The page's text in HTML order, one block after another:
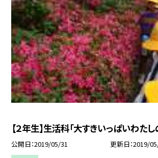
【２年生】生活科「大すきいっぱいわたし
公開日 2019/05/31 更新日 2019/